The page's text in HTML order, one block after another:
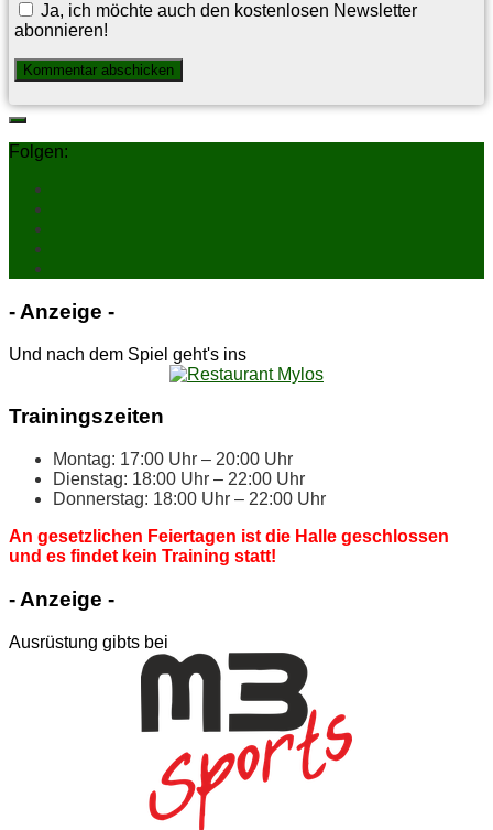
Ja, ich möchte auch den kostenlosen Newsletter
abonnieren!
Folgen:
- An­zei­ge -
Und nach dem Spiel geht's ins
Trai­nings­zei­ten
Mon­tag: 17:00 Uhr – 20:00 Uhr
Diens­tag: 18:00 Uhr – 22:00 Uhr
Don­ners­tag: 18:00 Uhr – 22:00 Uhr
An ge­setz­li­chen Fei­er­ta­gen ist die Hal­le ge­schlos­sen
und es fin­det kein Trai­ning statt!
- An­zei­ge -
Ausrüstung gibts bei